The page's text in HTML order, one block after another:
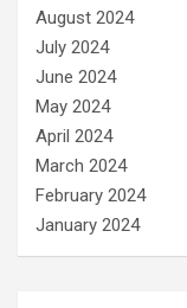
August 2024
July 2024
June 2024
May 2024
April 2024
March 2024
February 2024
January 2024